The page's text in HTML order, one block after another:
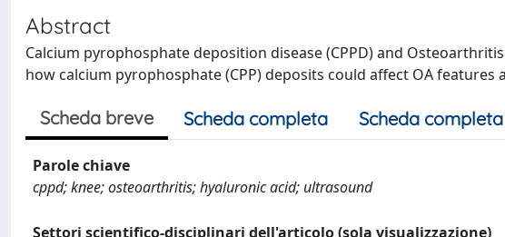
Abstract
Calcium pyrophosphate deposition disease (CPPD) and
how calcium pyrophosphate (CPP) deposits could affect OA
Scheda breve Scheda completa Scheda
Parole chiave
cppd; knee; osteoarthritis; hyaluronic acid; ultrasound
Settori scientifico-disciplinari dell'articolo (sola visualizzazione)